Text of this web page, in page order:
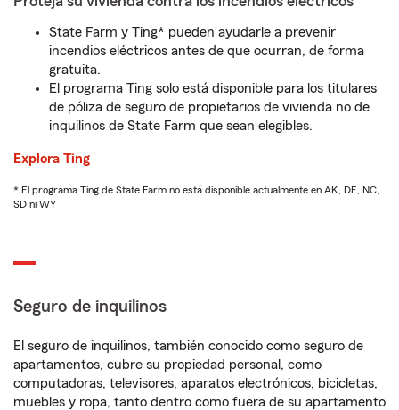
State Farm y Ting* pueden ayudarle a prevenir
incendios eléctricos antes de que ocurran, de forma
gratuita.
El programa Ting solo está disponible para los titulares
de póliza de seguro de propietarios de vivienda no de
inquilinos de State Farm que sean elegibles.
Explora Ting
* El programa Ting de State Farm no está disponible actualmente en AK, DE, NC,
SD ni WY
Seguro de inquilinos
El seguro de inquilinos, también conocido como seguro de
apartamentos, cubre su propiedad personal, como
computadoras, televisores, aparatos electrónicos, bicicletas,
muebles y ropa, tanto dentro como fuera de su apartamento